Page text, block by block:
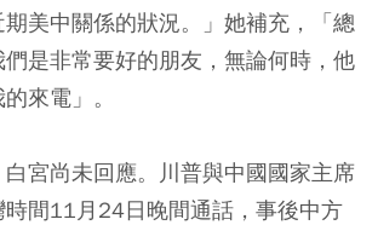
美中關係的狀況。」她補充，「總
是非常要好的朋友，無論何時，他
來電」。
宮尚未回應。川普與中國國家主席
時間11月24日晚間通話，事後中方